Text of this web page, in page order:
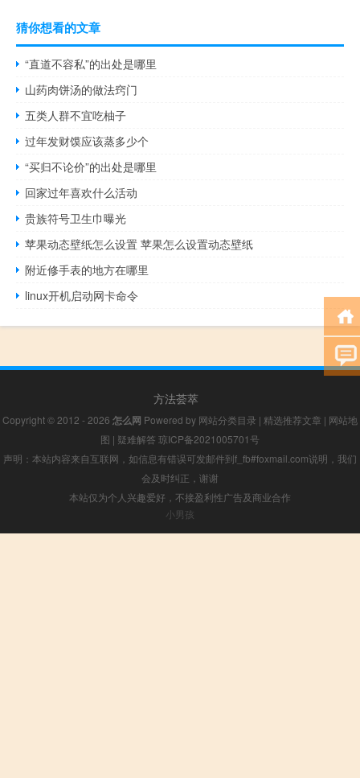
猜你想看的文章
“直道不容私”的出处是哪里
山药肉饼汤的做法窍门
五类人群不宜吃柚子
过年发财馍应该蒸多少个
“买归不论价”的出处是哪里
回家过年喜欢什么活动
贵族符号卫生巾曝光
苹果动态壁纸怎么设置 苹果怎么设置动态壁纸
附近修手表的地方在哪里
linux开机启动网卡命令
方法荟萃
Copyright © 2012 - 2026 怎么网 Powered by 网站分类目录 | 精选推荐文章 | 网站地
图 | 疑难解答 琼ICP备2021005701号
声明：本站内容来自互联网，如信息有错误可发邮件到f_fb#foxmail.com说明，我们
会及时纠正，谢谢
本站仅为个人兴趣爱好，不接盈利性广告及商业合作
小男孩